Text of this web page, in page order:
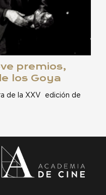
premios,
los Goya
de la XXV edición de